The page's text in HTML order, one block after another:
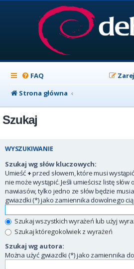
FAQ
Strona główna
Szukaj
WYSZUKIWANIE
Szukaj wg słów kluczowych:
Umieść +przed słowem, które musi
nie może wystąpić. Jeśli umieścisz listę słów
nawiasów, tylko jedno ze słów będzie
gwiazdki (*) jako zamiennika dowolnego
Szukaj wszystkich wyrażeń lub użyj
Szukaj któregokolwiek z wyrażeń
Szukaj wg autora:
Można użyć gwiazdki (*) jako zamiennika